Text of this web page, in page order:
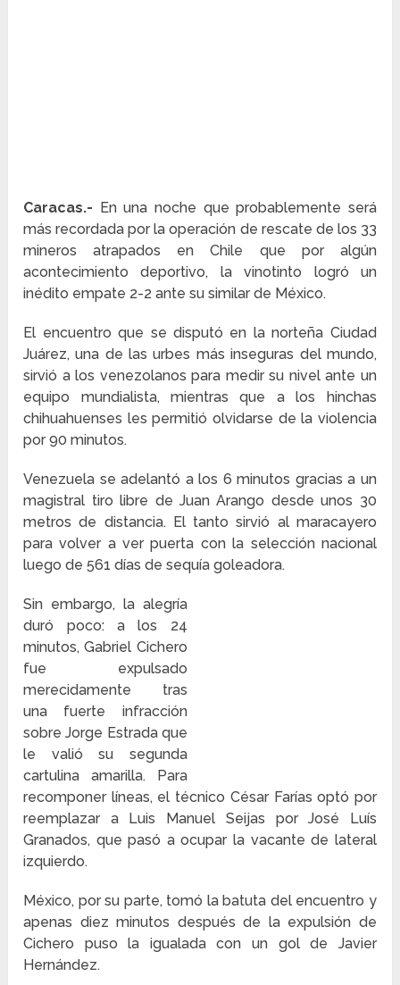
Caracas.- En una noche que probablemente será
más recordada por la operación de rescate de los 33
mineros atrapados en Chile que por algún
acontecimiento deportivo, la vinotinto logró un
inédito empate 2-2 ante su similar de México.
El encuentro que se disputó en la norteña Ciudad
Juárez, una de las urbes más inseguras del mundo,
sirvió a los venezolanos para medir su nivel ante un
equipo mundialista, mientras que a los hinchas
chihuahuenses les permitió olvidarse de la violencia
por 90 minutos.
Venezuela se adelantó a los 6 minutos gracias a un
magistral tiro libre de Juan Arango desde unos 30
metros de distancia. El tanto sirvió al maracayero
para volver a ver puerta con la selección nacional
luego de 561 días de sequía goleadora.
Sin embargo, la alegría
duró poco: a los 24
minutos, Gabriel Cichero
fue expulsado
merecidamente tras
una fuerte infracción
sobre Jorge Estrada que
le valió su segunda
cartulina amarilla. Para
recomponer líneas, el técnico César Farías optó por
reemplazar a Luis Manuel Seijas por José Luís
Granados, que pasó a ocupar la vacante de lateral
izquierdo.
México, por su parte, tomó la batuta del encuentro y
apenas diez minutos después de la expulsión de
Cichero puso la igualada con un gol de Javier
Hernández.